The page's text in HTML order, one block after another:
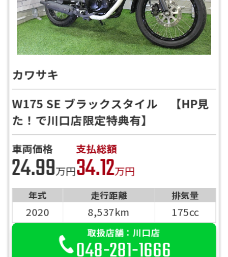
カワサキ
W175 SE ブラックスタイル 【HP見
た！で川口店限定特典有】
車両価格
24.99万円
支払総額
34.12万円
年式 走行距離 排気量
2020 8,537km 175cc
取扱店舗：川口店